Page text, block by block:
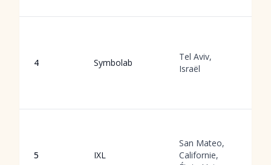
4 Symbolab
Tel Aviv,
Israël
5 IXL
San Mateo,
Californie,